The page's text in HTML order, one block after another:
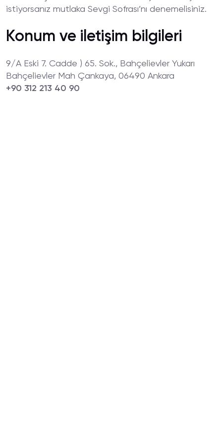
istiyorsanız mutlaka Sevgi Sofrası’nı denemelisiniz.
Konum ve iletişim bilgileri
9/A Eski 7. Cadde ) 65. Sok., Bahçelievler Yukarı
Bahçelievler Mah Çankaya, 06490 Ankara
+90 312 213 40 90